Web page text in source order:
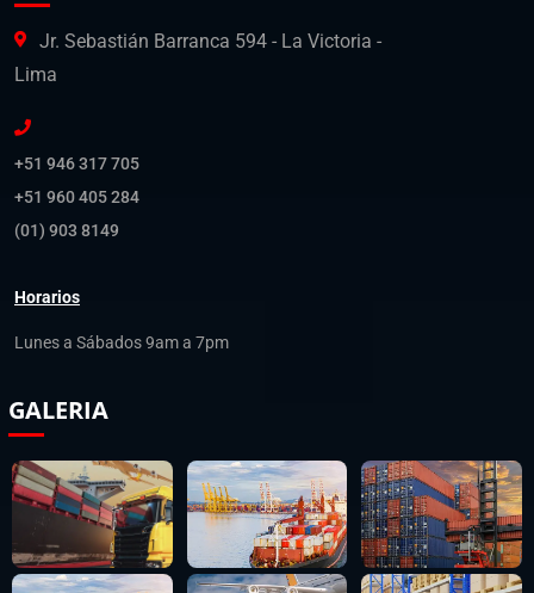
Jr. Sebastián Barranca 594 - La Victoria -
Lima
+51 946 317 705
+51 960 405 284
(01) 903 8149
Horarios
Lunes a Sábados 9am a 7pm
GALERIA